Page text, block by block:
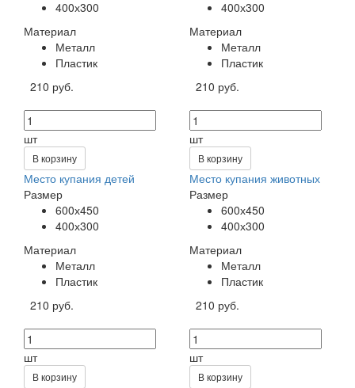
400х300
Материал
Металл
Пластик
210 руб.
шт
В корзину
400х300
Материал
Металл
Пластик
210 руб.
шт
В корзину
Место купания детей
Размер
600х450
400х300
Материал
Металл
Пластик
210 руб.
шт
В корзину
Место купания животных
Размер
600х450
400х300
Материал
Металл
Пластик
210 руб.
шт
В корзину